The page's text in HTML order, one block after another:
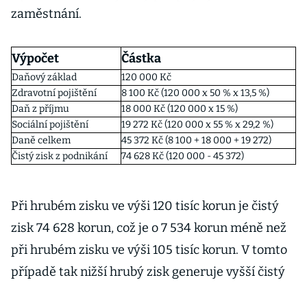
zaměstnání.
Výpočet Částka
Daňový základ
120 000 Kč
Zdravotní pojištění
8 100 Kč (120 000 x 50 % x 13,5 %)
Daň z příjmu
18 000 Kč (120 000 x 15 %)
Sociální pojištění
19 272 Kč (120 000 x 55 % x 29,2 %)
Daně celkem
45 372 Kč (8 100 + 18 000 + 19 272)
Čistý zisk z podnikání
74 628 Kč (120 000 - 45 372)
Při hrubém zisku ve výši 120 tisíc korun je čistý
zisk 74 628 korun, což je o 7 534 korun méně než
při hrubém zisku ve výši 105 tisíc korun. V tomto
případě tak nižší hrubý zisk generuje vyšší čistý